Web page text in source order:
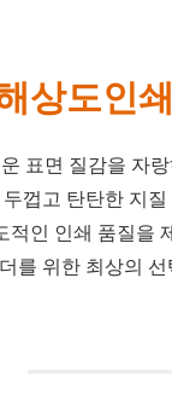
상도인
표면 질감을 자
껍고 탄탄한 지
인 인쇄 품질을
를 위한 최상의 선